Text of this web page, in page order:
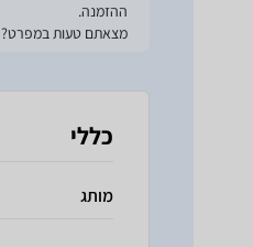
ההזמנה.
מצאתם טעות במפרט?
כללי
מותג